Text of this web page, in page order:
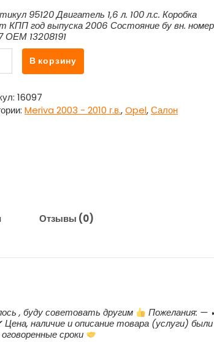
95120 Двигатель 1,6 л. 100 л.с. Коробка
КПП год выпуска 2006 Состояние бу вн. номер
ОЕМ 13208191
В корзину
16097
Meriva 2003 - 2010 г.в.,Opel,Салон
Отзывы (0)
, буду советовать другим
Пожелания: —
наличие и описание товара (услуги) были
сроки